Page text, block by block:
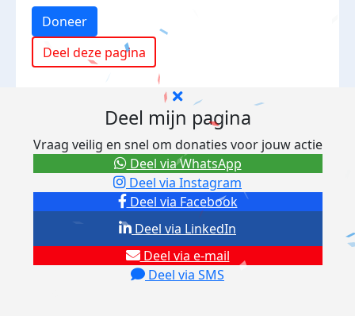
Doneer
Deel deze pagina
Deel mijn pagina
Vraag veilig en snel om donaties voor jouw actie
Deel via Facebook
Deel via Instagram
Deel via e-mail
Deel via SMS
Deel via LinkedIn
Deel via WhatsApp